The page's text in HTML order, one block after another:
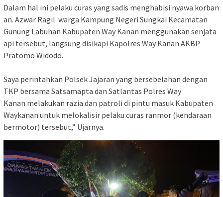
Dalam hal ini pelaku curas yang sadis menghabisi nyawa korban
an. Azwar Ragil warga Kampung Negeri Sungkai Kecamatan
Gunung Labuhan Kabupaten Way Kanan menggunakan senjata
api tersebut, langsung disikapi Kapolres Way Kanan AKBP
Pratomo Widodo.
Saya perintahkan Polsek Jajaran yang bersebelahan dengan
TKP bersama Satsamapta dan Satlantas Polres Way
Kanan melakukan razia dan patroli di pintu masuk Kabupaten
Waykanan untuk melokalisir pelaku curas ranmor (kendaraan
bermotor) tersebut,” Ujarnya.